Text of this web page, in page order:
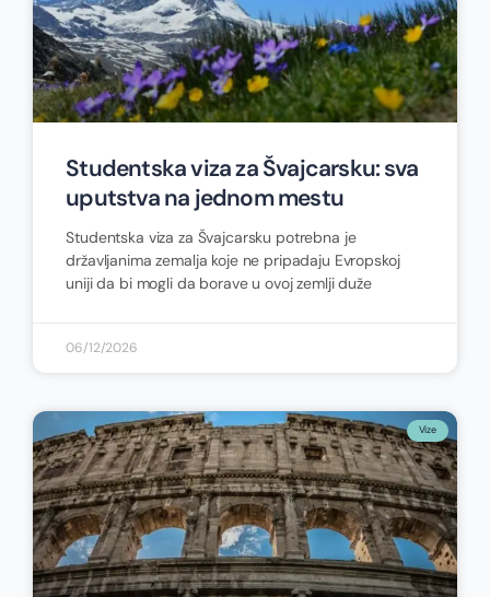
Studentska viza za Švajcarsku: sva
uputstva na jednom mestu
Studentska viza za Švajcarsku potrebna je
državljanima zemalja koje ne pripadaju Evropskoj
uniji da bi mogli da borave u ovoj zemlji duže
06/12/2026
Vize